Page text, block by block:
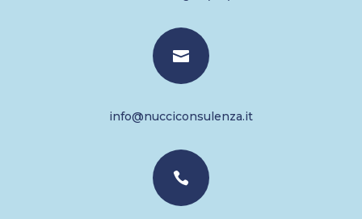

info@nucciconsulenza.it
